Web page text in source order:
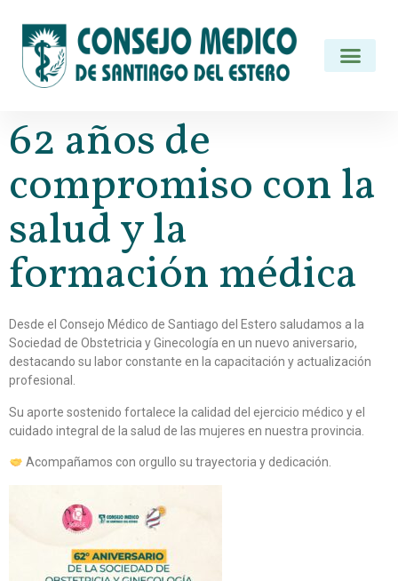
62 años de
compromiso con la
salud y la
formación médica
Desde el Consejo Médico de Santiago del Estero saludamos a la
Sociedad de Obstetricia y Ginecología en un nuevo aniversario,
destacando su labor constante en la capacitación y actualización
profesional.
Su aporte sostenido fortalece la calidad del ejercicio médico y el
cuidado integral de la salud de las mujeres en nuestra provincia.
Acompañamos con orgullo su trayectoria y dedicación.